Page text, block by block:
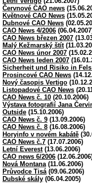
Červnové CAO news
Květnové CAO News
Dubnové CAO News
CAO News 4/2006
CAO News březen 2007
Malý Kežmarský štít
CAO News únor 2007
CAO News leden 2007
Sicherheit und Risiko in Fels
Prosincové CAO News
Nový časopis Vertigo
Listopadové CAO News
CAO News č. 10 (20.10.2006)
Výstava fotografií Jana
Outside (15.10.2006)
CAO News č. 9 (13.09.2006)
CAO News č. 8 (16.08.2006)
Horyinfo v novém kabátě
CAO News č.7 (17.07.2006)
Letní Everest(13.06.2006)
CAO news 6/2006
Nová Montana (11.06.2006)
Průvodce Tisá (09.06.2006)
Dubské skály (06.04.2005)